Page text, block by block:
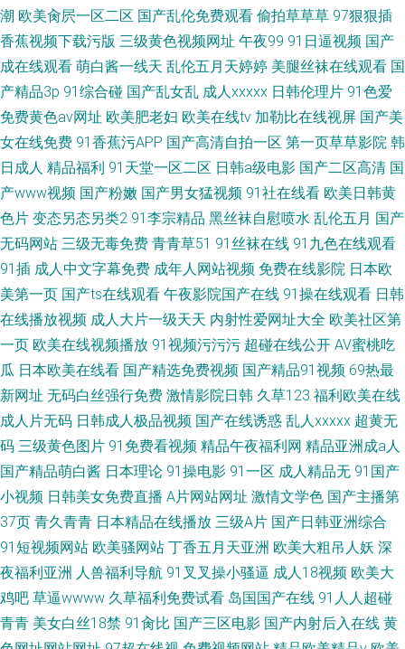
潮 欧美肏屄一区二区 国产乱伦免费观看 偷拍草草草 97狠狠插
香蕉视频下载污版 三级黄色视频网址 午夜99 91日逼视频 国产
成在线观看 萌白酱一线天 乱伦五月天婷婷 美腿丝袜在线观看 国
产精品3p 91综合碰 国产乱女乱 成人xxxxx 日韩伦理片 91色爱
免费黄色av网址 欧美肥老妇 欧美在线tv 加勒比在线视屏 国产美
女在线免费 91香蕉污APP 国产高清自拍一区 第一页草草影院 韩
日成人 精品福利 91天堂一区二区 日韩a级电影 国产二区高清 国
产www视频 国产粉嫩 国产男女猛视频 91社在线看 欧美日韩黄
色片 变态另态另类2 91李宗精品 黑丝袜自慰喷水 乱伦五月 国产
无码网站 三级无毒免费 青青草51 91丝袜在线 91九色在线观看
91插 成人中文字幕免费 成年人网站视频 免费在线影院 日本欧
美第一页 国产ts在线观看 午夜影院国产在线 91操在线观看 日韩
在线播放视频 成人大片一级天天 内射性爱网址大全 欧美社区第
一页 欧美在线视频播放 91视频污污污 超碰在线公开 AV蜜桃吃
瓜 日本欧美在线看 国产精选免费视频 国产精品91视频 69热最
新网址 无码白丝强行免费 激情影院日韩 久草123 福利欧美在线
成人片无码 日韩成人极品视频 国产在线诱惑 乱人xxxxx 超黄无
码 三级黄色图片 91免费看视频 精品午夜福利网 精品亚洲成a人
国产精品萌白酱 日本理论 91操电影 91一区 成人精品无 91国产
小视频 日韩美女免费直播 A片网站网址 激情文学色 国产主播第
37页 青久青青 日本精品在线播放 三级A片 国产日韩亚洲综合
91短视频网站 欧美骚网站 丁香五月天亚洲 欧美大粗吊人妖 深
夜福利亚洲 人兽福利导航 91叉叉操小骚逼 成人18视频 欧美大
鸡吧 草逼wwww 久草福利免费试看 岛国国产在线 91人人超碰
青青 美女白丝18禁 91肏比 国产三区电影 国产内射后入在线 黄